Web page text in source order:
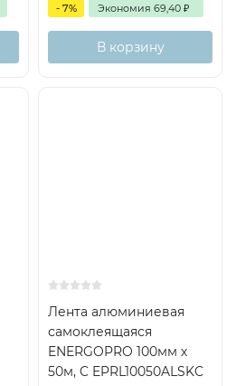
- 7% Экономия 69,40 ₽
В корзину
Лента алюминиевая
самоклеящаяся
ENERGOPRO 100мм х
50м, C EPRL10050ALSKC